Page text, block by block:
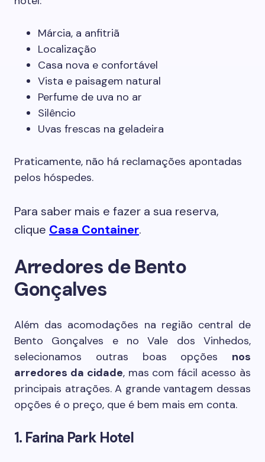
Márcia, a anfitriã
Localização
Casa nova e confortável
Vista e paisagem natural
Perfume de uva no ar
Silêncio
Uvas frescas na geladeira
Praticamente, não há reclamações apontadas
pelos hóspedes.
Para saber mais e fazer a sua reserva,
clique Casa Container.
Arredores de Bento
Gonçalves
Além das acomodações na região central de
Bento Gonçalves e no Vale dos Vinhedos,
selecionamos outras boas opções nos
arredores da cidade, mas com fácil acesso às
principais atrações. A grande vantagem dessas
opções é o preço, que é bem mais em conta.
1. Farina Park Hotel